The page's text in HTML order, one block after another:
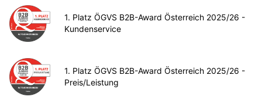
1. Platz ÖGVS B2B-Award Österreich 2025/26 -
Kundenservice
1. Platz ÖGVS B2B-Award Österreich 2025/26 -
Preis/Leistung